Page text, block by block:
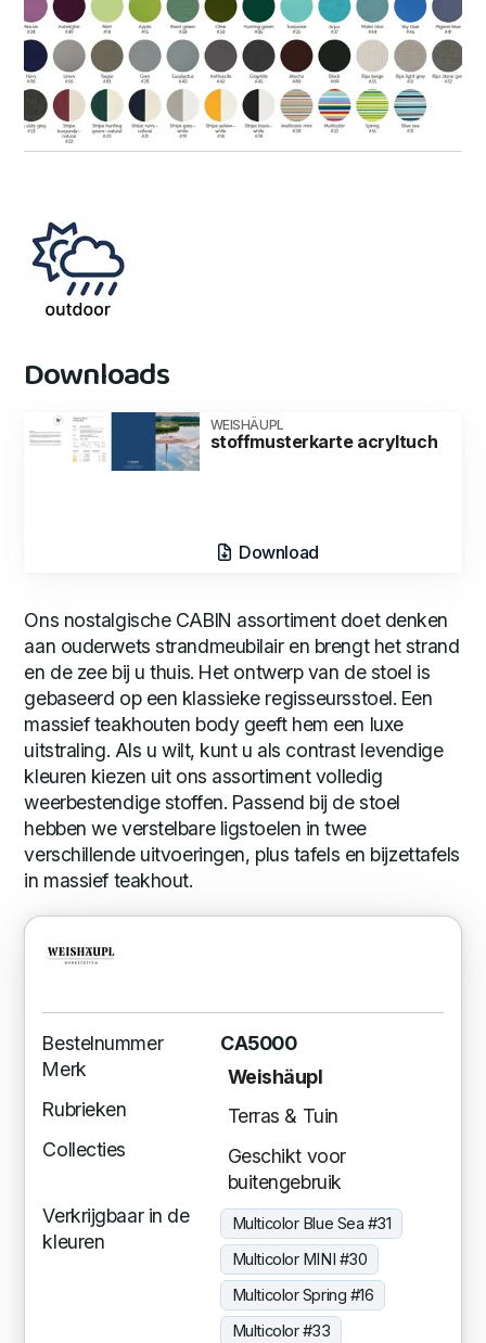
Downloads
WEISHÄUPL
stoffmusterkarte acryltuch
Download
Ons nostalgische CABIN assortiment doet denken
aan ouderwets strandmeubilair en brengt het strand
en de zee bij u thuis. Het ontwerp van de stoel is
gebaseerd op een klassieke regisseursstoel. Een
massief teakhouten body geeft hem een luxe
uitstraling. Als u wilt, kunt u als contrast levendige
kleuren kiezen uit ons assortiment volledig
weerbestendige stoffen. Passend bij de stoel
hebben we verstelbare ligstoelen in twee
verschillende uitvoeringen, plus tafels en bijzettafels
in massief teakhout.
Bestelnummer
CA5000
Merk
Weishäupl
Rubrieken
Terras & Tuin
Collecties
Geschikt voor
buitengebruik
Verkrijgbaar in de
kleuren
Multicolor Blue Sea #31
Multicolor MINI #30
Multicolor Spring #16
Multicolor #33